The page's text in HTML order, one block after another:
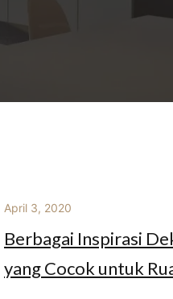
April 3, 2020
Berbagai Inspirasi
yang Cocok untuk